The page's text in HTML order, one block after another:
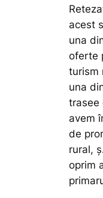
acest
una
oferte
turism
una
trasee
avem
de
rural,
oprim